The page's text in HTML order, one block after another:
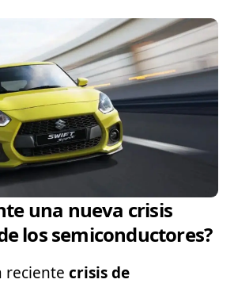
una nueva crisis
los semiconductores?
reciente crisis de